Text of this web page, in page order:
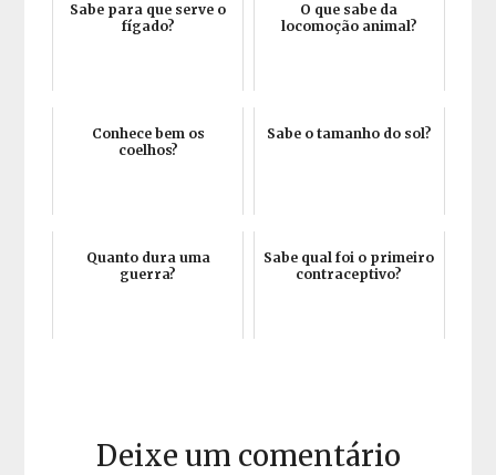
Sabe para que serve o
fígado?
O que sabe da
locomoção animal?
Conhece bem os
coelhos?
Sabe o tamanho do sol?
Quanto dura uma
guerra?
Sabe qual foi o primeiro
contraceptivo?
Deixe um comentário